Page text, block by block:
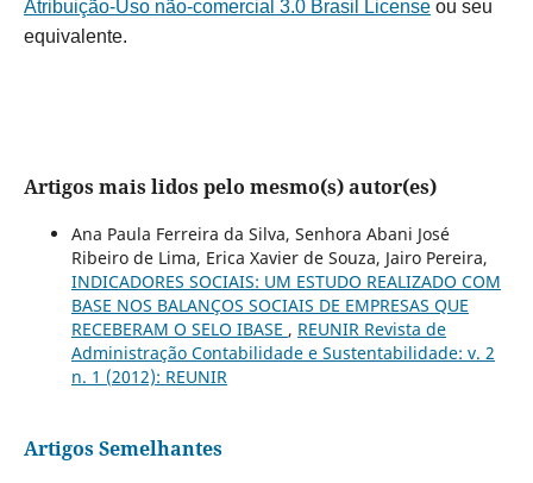
Atribuição-Uso não-comercial 3.0 Brasil Licenseou seu
equivalente.
Artigos mais lidos pelo mesmo(s) autor(es)
Ana Paula Ferreira da Silva, Senhora Abani José
Ribeiro de Lima, Erica Xavier de Souza, Jairo Pereira,
INDICADORES SOCIAIS: UM ESTUDO REALIZADO COM
BASE NOS BALANÇOS SOCIAIS DE EMPRESAS QUE
RECEBERAM O SELO IBASE , REUNIR Revista de
Administração Contabilidade e Sustentabilidade: v. 2
n. 1 (2012): REUNIR
Artigos Semelhantes